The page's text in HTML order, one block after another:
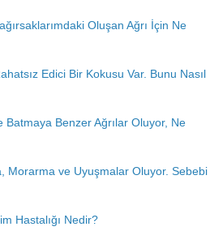
Oluşan Ağrı İçin Ne
Edici Bir Kokusu Var. Bunu Nasıl
Batmaya Benzer Ağrılar Oluyor, Ne
Morarma ve Uyuşmalar Oluyor. Sebebi
Hastalığı Nedir?